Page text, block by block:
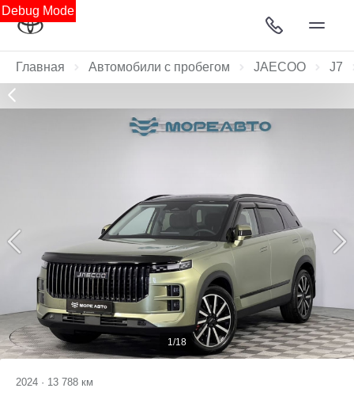
Debug Mode
Главная Автомобили с пробегом JAECOO J7
1/18
2024 · 13 788 км